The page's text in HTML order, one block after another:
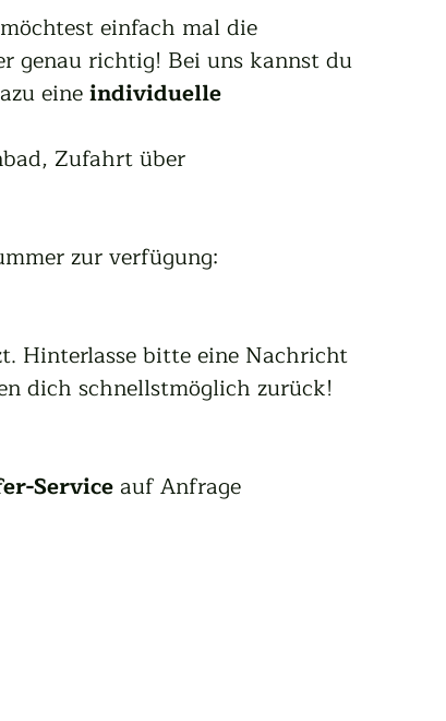
einfach mal die
genau richtig! Bei uns kannst du
eine individuelle
Zufahrt über
zur verfügung:
Hinterlasse bitte eine Nachricht
dich schnellstmöglich zurück!
Service auf Anfrage